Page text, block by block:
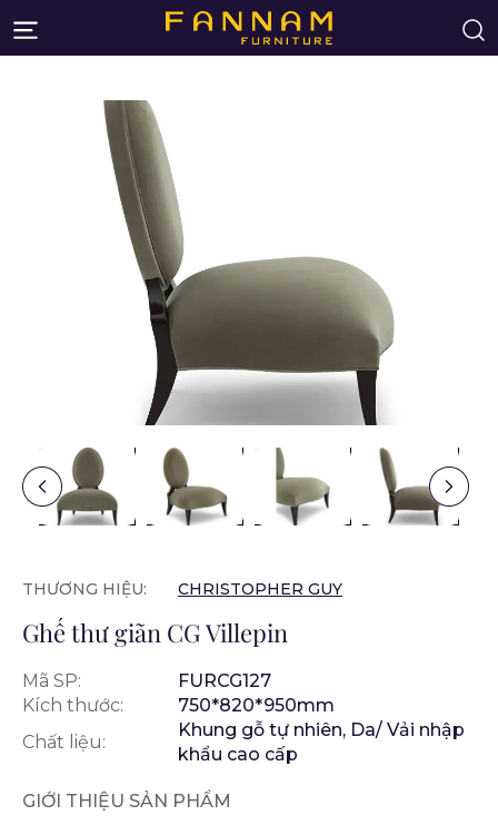
THƯƠNG HIỆU: CHRISTOPHER GUY
Ghế thư giãn CG Villepin
Mã SP:
FURCG127
Kích thước:
750*820*950mm
Chất liệu:
Khung gỗ tự nhiên, Da/ Vải nhập
khẩu cao cấp
GIỚI THIỆU SẢN PHẨM